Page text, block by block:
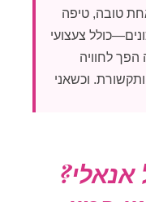
טובה, טיפה
צעצועי
לחוויה
וכשאני